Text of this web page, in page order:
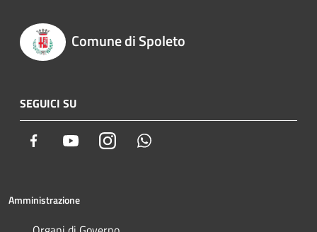
Comune di Spoleto
SEGUICI SU
Facebook YoutubeInstagram
Amministrazione